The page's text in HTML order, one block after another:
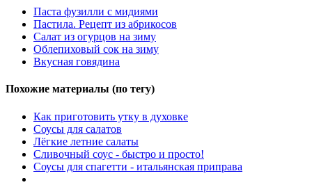
Паста фузилли с мидиями
Пастила. Рецепт из абрикосов
Салат из огурцов на зиму
Облепиховый сок на зиму
Вкусная говядина
Похожие материалы (по тегу)
Как приготовить утку в духовке
Соусы для салатов
Лёгкие летние салаты
Сливочный соус - быстро и просто!
Соусы для спагетти - итальянская приправа